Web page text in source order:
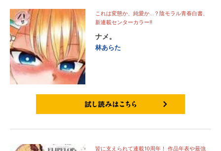
これは変態か、純愛か…？陰モラル青春白書、
新連載センターカラー!!
ナメ。
林あらた
皆に支えられて連載10周年！ 作品年表や最強